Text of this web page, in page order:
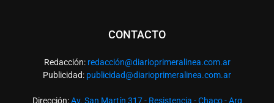
CONTACTO
Redacción: redacción@diarioprimeralinea.com.ar
Publicidad: publicidad@diarioprimeralinea.com.ar
Dirección:Av. San Martín 317 - Resistencia - Chaco - Arg